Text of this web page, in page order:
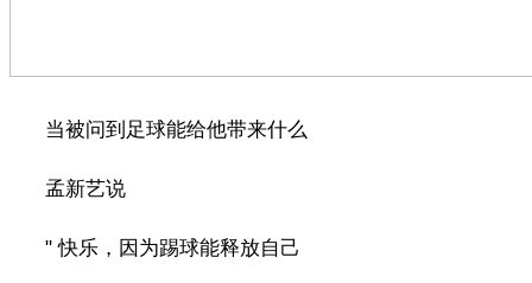
当被问到足球能给他带来什么
孟新艺说
" 快乐，因为踢球能释放自己